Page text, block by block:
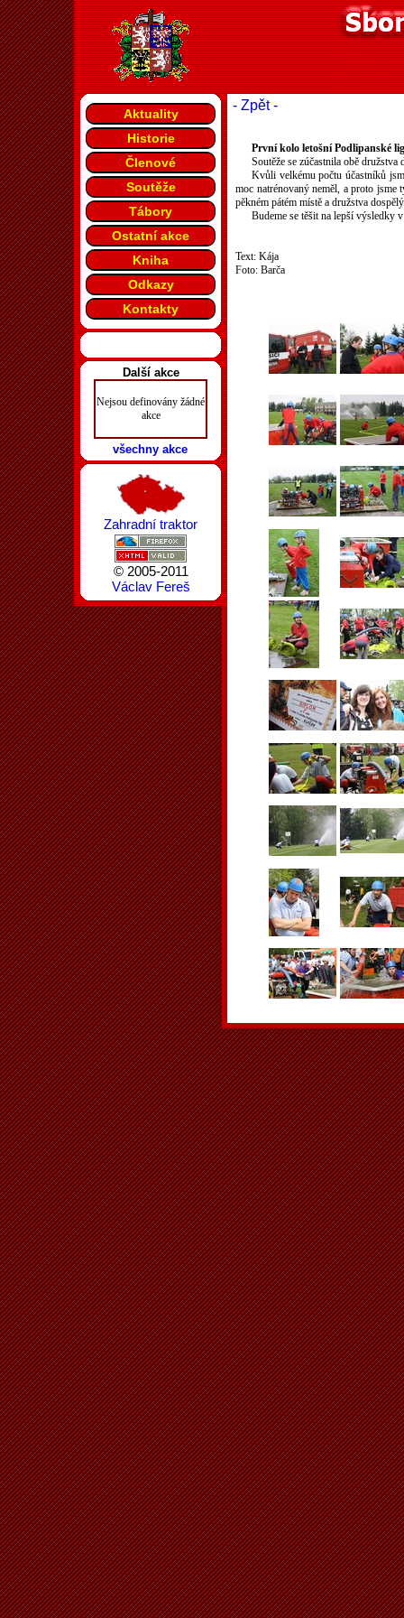
- Zpět -
První kolo letošní Podlipanské
Soutěže se zúčastnila obě
Kvůli velkému počtu účastníků
moc natrénovaný neměl, a proto
pěkném pátém místě a družstva
Budeme se těšit na lepší výsledky
Text: Kája
Foto: Barča
Aktuality
Historie
Členové
Soutěže
Tábory
Ostatní akce
Kniha
Odkazy
Kontakty
Další akce
Nejsou definovány žádné
akce
všechny akce
Zahradní traktor
© 2005-2011
Václav Fereš